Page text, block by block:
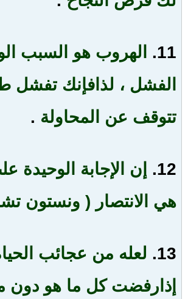
11.
الهروب هو السبب
الفشل ، لذا فإنك تفشل
تتوقف عن المحاولة .
12. إن الإجابة الوحيدة
هي الانتصار ( ونستون
13.
لعله من عجائب
إذا رفضت كل ما هو دون